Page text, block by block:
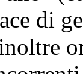
di